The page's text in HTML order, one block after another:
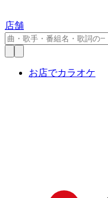
店舗
お店でカラオケ